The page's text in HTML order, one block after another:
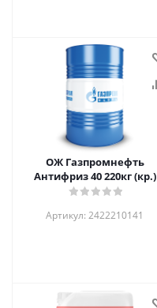
ОЖ Газпромнефть
Антифриз 40 220кг (кр.)
Артикул: 2422210141